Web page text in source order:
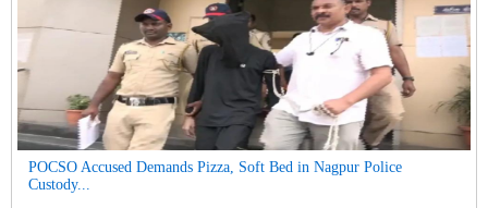
POCSO Accused Demands Pizza, Soft Bed in Nagpur Police
Custody...